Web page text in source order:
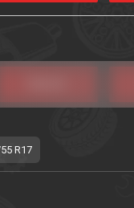
R17